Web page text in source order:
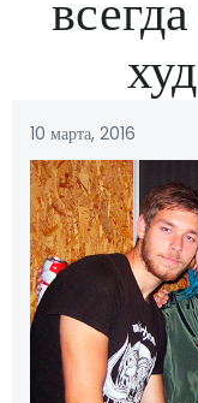
10 марта, 2016